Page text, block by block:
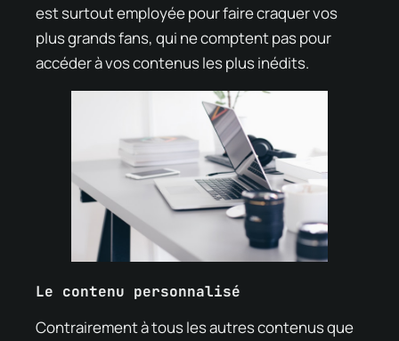
est surtout employée pour faire craquer vos
plus grands fans, qui ne comptent pas pour
accéder à vos contenus les plus inédits.
Le contenu personnalisé
Contrairement à tous les autres contenus que